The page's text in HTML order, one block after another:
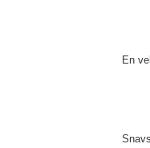
En